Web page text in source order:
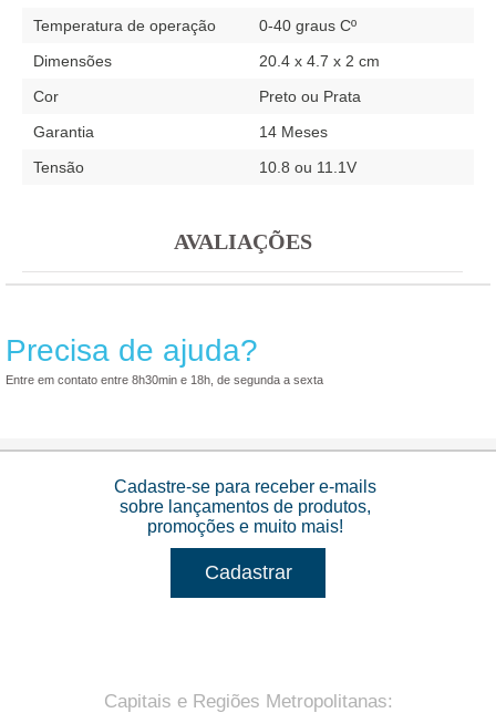
Temperatura de operação
0-40 graus Cº
Dimensões
20.4 x 4.7 x 2 cm
Cor
Preto ou Prata
Garantia
14 Meses
Tensão
10.8 ou 11.1V
AVALIAÇÕES
Precisa de ajuda?
Entre em contato entre 8h30min e 18h, de segunda a sexta
Cadastre-se para receber e-mails
sobre lançamentos de produtos,
promoções e muito mais!
Cadastrar
Capitais e Regiões Metropolitanas: